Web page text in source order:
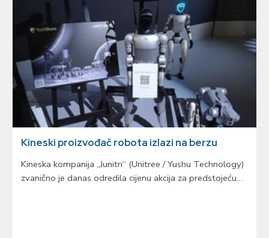
Kineski proizvođač robota izlazi na berzu
Kineska kompanija „Junitri“ (Unitree / Yushu Technology)
zvanično je danas odredila cijenu akcija za predstojeću…